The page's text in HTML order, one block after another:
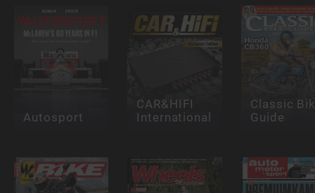
Autosport
CAR&HIFI
International
Classic
Guide